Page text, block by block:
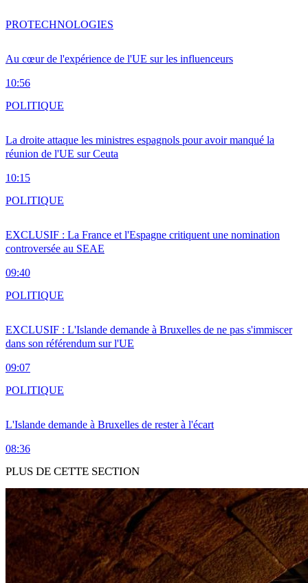
Au cœur de l'expérience de l'UE sur les influenceurs
10:56
PROTECHNOLOGIES
La droite attaque les ministres espagnols pour avoir manqué la
réunion de l'UE sur Ceuta
10:15
POLITIQUE
EXCLUSIF : La France et l'Espagne critiquent une nomination
controversée au SEAE
09:40
POLITIQUE
EXCLUSIF : L'Islande demande à Bruxelles de ne pas s'immiscer
dans son référendum sur l'UE
09:07
POLITIQUE
L'Islande demande à Bruxelles de rester à l'écart
08:36
POLITIQUE
PLUS DE CETTE SECTION